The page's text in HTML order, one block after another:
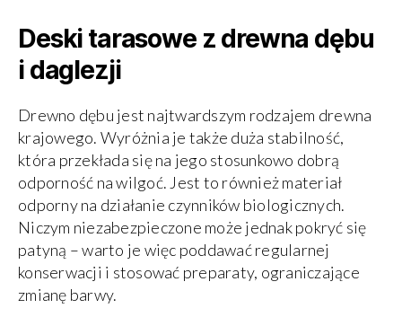
Deski tarasowe z drewna dębu
i daglezji
Drewno dębu jest najtwardszym rodzajem drewna
krajowego. Wyróżnia je także duża stabilność,
która przekłada się na jego stosunkowo dobrą
odporność na wilgoć. Jest to również materiał
odporny na działanie czynników biologicznych.
Niczym niezabezpieczone może jednak pokryć się
patyną – warto je więc poddawać regularnej
konserwacji i stosować preparaty, ograniczające
zmianę barwy.